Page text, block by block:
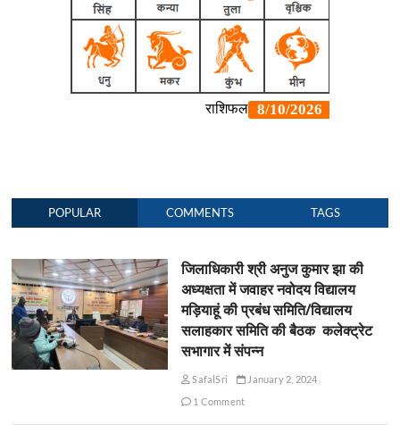
POPULAR COMMENTS TAGS
जिलाधिकारी श्री अनुज कुमार झा की
अध्यक्षता में जवाहर नवोदय विद्यालय
मड़ियाहूं की प्रबंध समिति/विद्यालय
सलाहकार समिति की बैठक कलेक्ट्रेट
सभागार में संपन्न
SafalSri
January 2, 2024
1 Comment